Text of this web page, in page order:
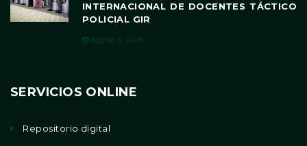
INTERNACIONAL DE DOCENTES TÁCTICO
POLICIAL GIR
agosto 6, 2026
SERVICIOS ONLINE
Repositorio digital